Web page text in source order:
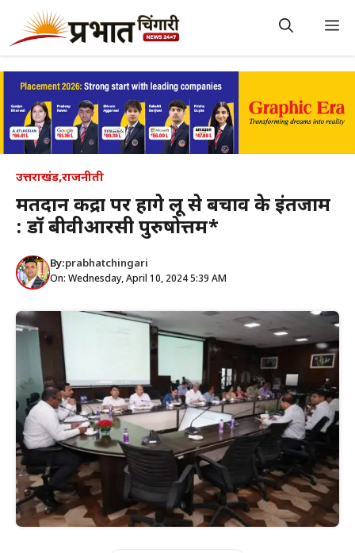
content
उत्तराखंड,राजनीती
मतदान केंद्रों पर होंगे लू से बचाव के इंतजाम
: डॉ बीवीआरसी पुरुषोत्तम*
By:prabhatchingari
On: Wednesday, April 10, 2024 5:39 AM